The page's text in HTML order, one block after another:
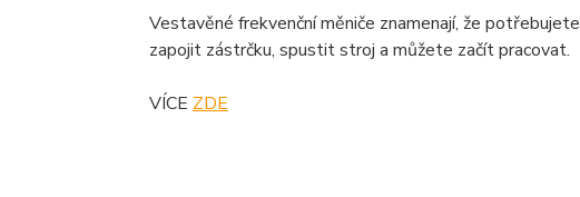
Vestavěné frekvenční měniče znamenají, že
zapojit zástrčku, spustit stroj a můžete začít pracovat.
VÍCE ZDE